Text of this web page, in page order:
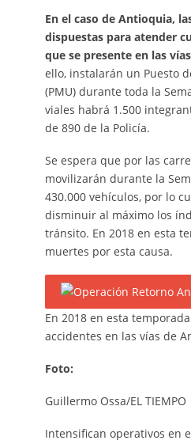
En el caso de Antioquia,
dispuestas para atender
que se presente en las
ello, instalarán un Puesto
(PMU) durante toda la
viales habrá 1.500
de 890 de la Policía.
Se espera que por las
movilizarán durante la
430.000 vehículos, por lo
disminuir al máximo los
tránsito. En 2018 en esta
muertes por esta causa.
En 2018 en esta
accidentes en las vías de
Foto:
Guillermo Ossa/EL TIEMPO
Intensifican operativos en